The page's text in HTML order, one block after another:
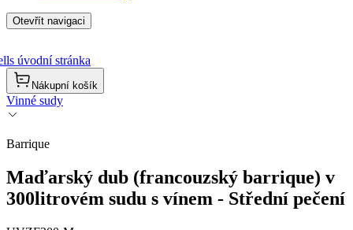
Otevřít navigaci
úvodní stránka
Nákupní košík
Vinné sudy
Barrique
Maďarský dub (francouzský barrique) v
300litrovém sudu s vínem - Střední pečení